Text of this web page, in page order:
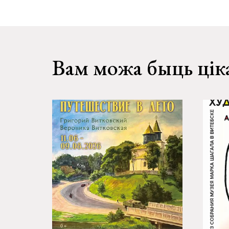
Вам можа быць